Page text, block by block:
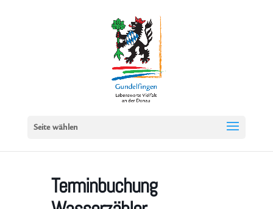
Seite wählen
Terminbuchung